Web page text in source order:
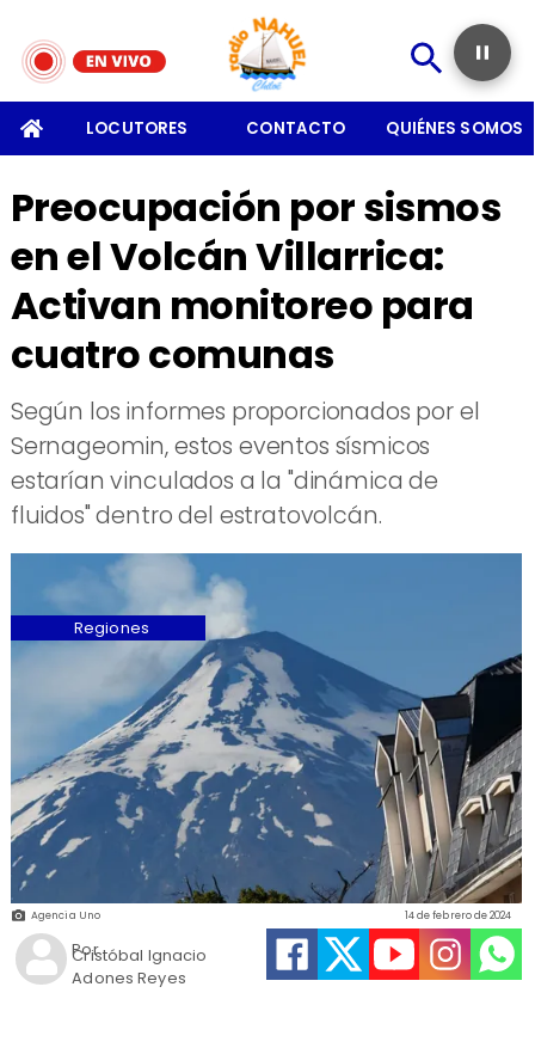
LOCUTORES CONTACTO QUIÉNES SOMOS
Preocupación por sismos
en el Volcán Villarrica:
Activan monitoreo para
cuatro comunas
Según los informes proporcionados por el
Sernageomin, estos eventos sísmicos
estarían vinculados a la "dinámica de
fluidos" dentro del estratovolcán.
Agencia Uno
Cristóbal Ignacio
Adones Reyes
14 de febrero de 2024
Regiones
Por